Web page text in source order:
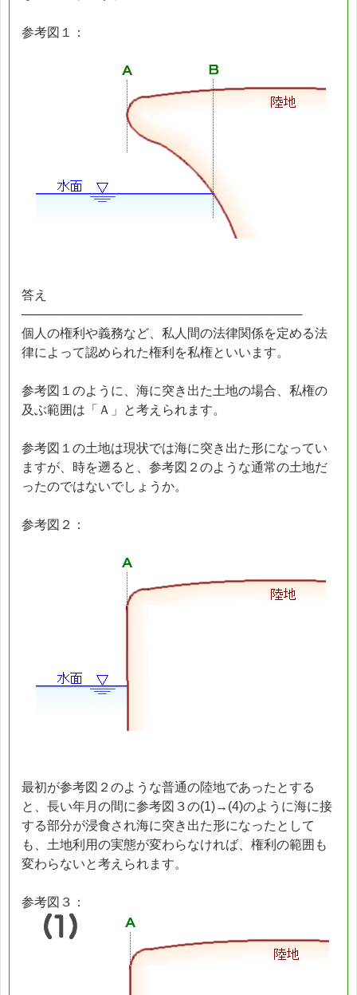
参考図１：
答え
────────────────────────────────
個人の権利や義務など、私人間の法律関係を定める法
律によって認められた権利を私権といいます。
参考図１のように、海に突き出た土地の場合、私権の
及ぶ範囲は「Ａ」と考えられます。
参考図１の土地は現状では海に突き出た形になってい
ますが、時を遡ると、参考図２のような通常の土地だ
ったのではないでしょうか。
参考図２：
最初が参考図２のような普通の陸地であったとする
と、長い年月の間に参考図３の(1)→(4)のように海に接
する部分が浸食され海に突き出た形になったとして
も、土地利用の実態が変わらなければ、権利の範囲も
変わらないと考えられます。
参考図３：